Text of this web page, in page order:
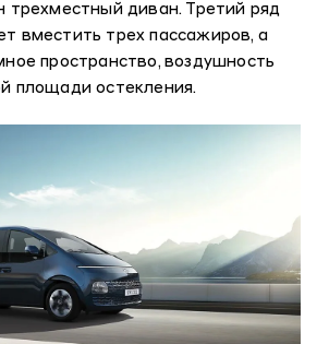
трехместный диван. Третий ряд
вместить трех пассажиров, а
пространство, воздушность
площади остекления.